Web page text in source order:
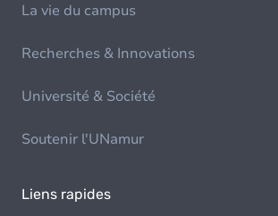
La vie du campus
Recherches & Innovations
Université & Société
Soutenir l'UNamur
Liens rapides